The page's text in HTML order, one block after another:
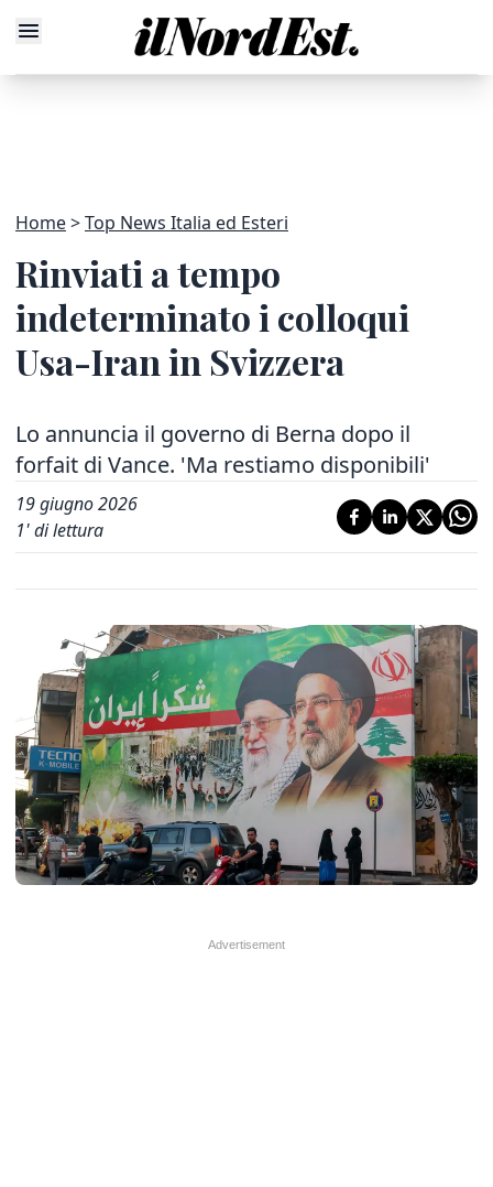
Home Top News Italia ed Esteri
Rinviati a tempo
indeterminato i colloqui
Usa-Iran in Svizzera
Lo annuncia il governo di Berna dopo il
forfait di Vance. 'Ma restiamo disponibili'
19 giugno 2026
1' di lettura